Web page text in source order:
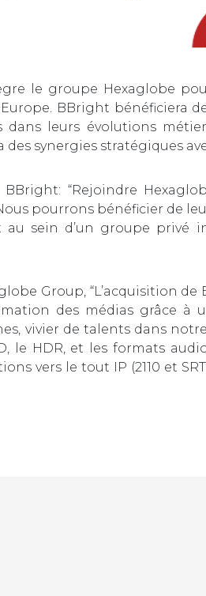
le groupe Hexaglobe
BBright bénéficiera
dans leurs évolutions
synergies stratégiques
“Rejoindre
pourrons bénéficier de
sein d’un groupe privé
Group, “L’acquisition
des médias grâce
vivier de talents dans
le HDR, et les formats
vers le tout IP (2110 et